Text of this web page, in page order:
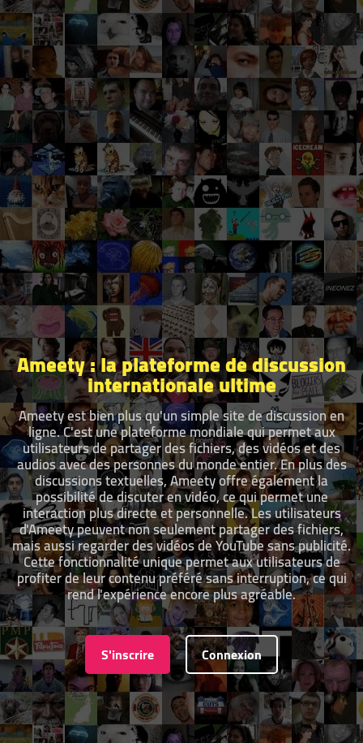
Ameety : la plateforme de discussion
internationale ultime
Ameety est bien plus qu'un simple site de discussion en
ligne. C'est une plateforme mondiale qui permet aux
utilisateurs de partager des fichiers, des vidéos et des
audios avec des personnes du monde entier. En plus des
discussions textuelles, Ameety offre également la
possibilité de discuter en vidéo, ce qui permet une
interaction plus directe et personnelle. Les utilisateurs
d'Ameety peuvent non seulement partager des fichiers,
mais aussi regarder des vidéos de YouTube sans publicité.
Cette fonctionnalité unique permet aux utilisateurs de
profiter de leur contenu préféré sans interruption, ce qui
rend l'expérience encore plus agréable.
S'inscrire Connexion